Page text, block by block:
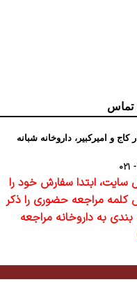
تماس
گلستان (منطقه 22)، بلوار کاج و امیرکبیر، داروخانه شبانه
ابتدا سفارش خود را
مراجعه حضوری را ذکر
به داروخانه مراجعه